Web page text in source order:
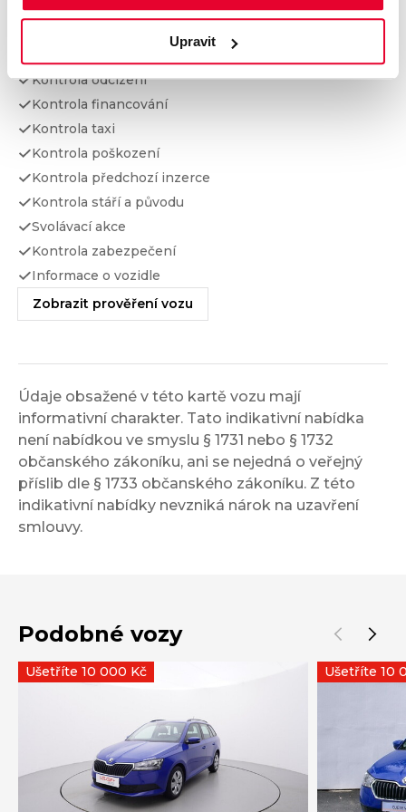
Upravit
Prověření vozu od Cebia
Kontrola odcizení
Kontrola financování
Kontrola taxi
Kontrola poškození
Kontrola předchozí inzerce
Kontrola stáří a původu
Svolávací akce
Kontrola zabezpečení
Informace o vozidle
Zobrazit prověření vozu
Údaje obsažené v této kartě vozu mají
informativní charakter. Tato indikativní nabídka
není nabídkou ve smyslu § 1731 nebo § 1732
občanského zákoníku, ani se nejedná o veřejný
příslib dle § 1733 občanského zákoníku. Z této
indikativní nabídky nevzniká nárok na uzavření
smlouvy.
Podobné vozy
Ušetříte 10 000 Kč Ušetříte 10